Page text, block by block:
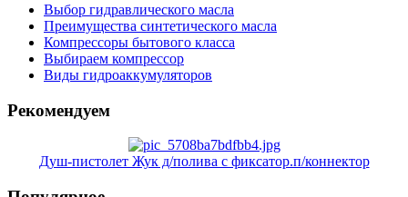
Выбор гидравлического масла
Преимущества синтетического масла
Компрессоры бытового класса
Выбираем компрессор
Виды гидроаккумуляторов
Рекомендуем
Душ-пистолет Жук д/полива с фиксатор.п/коннектор